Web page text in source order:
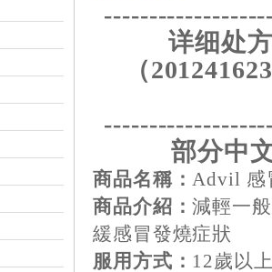
详细处
（
部分中
商品名稱： Advil 感
商品介紹：減輕一
緩感冒發燒症狀
服用方式： 12歲以